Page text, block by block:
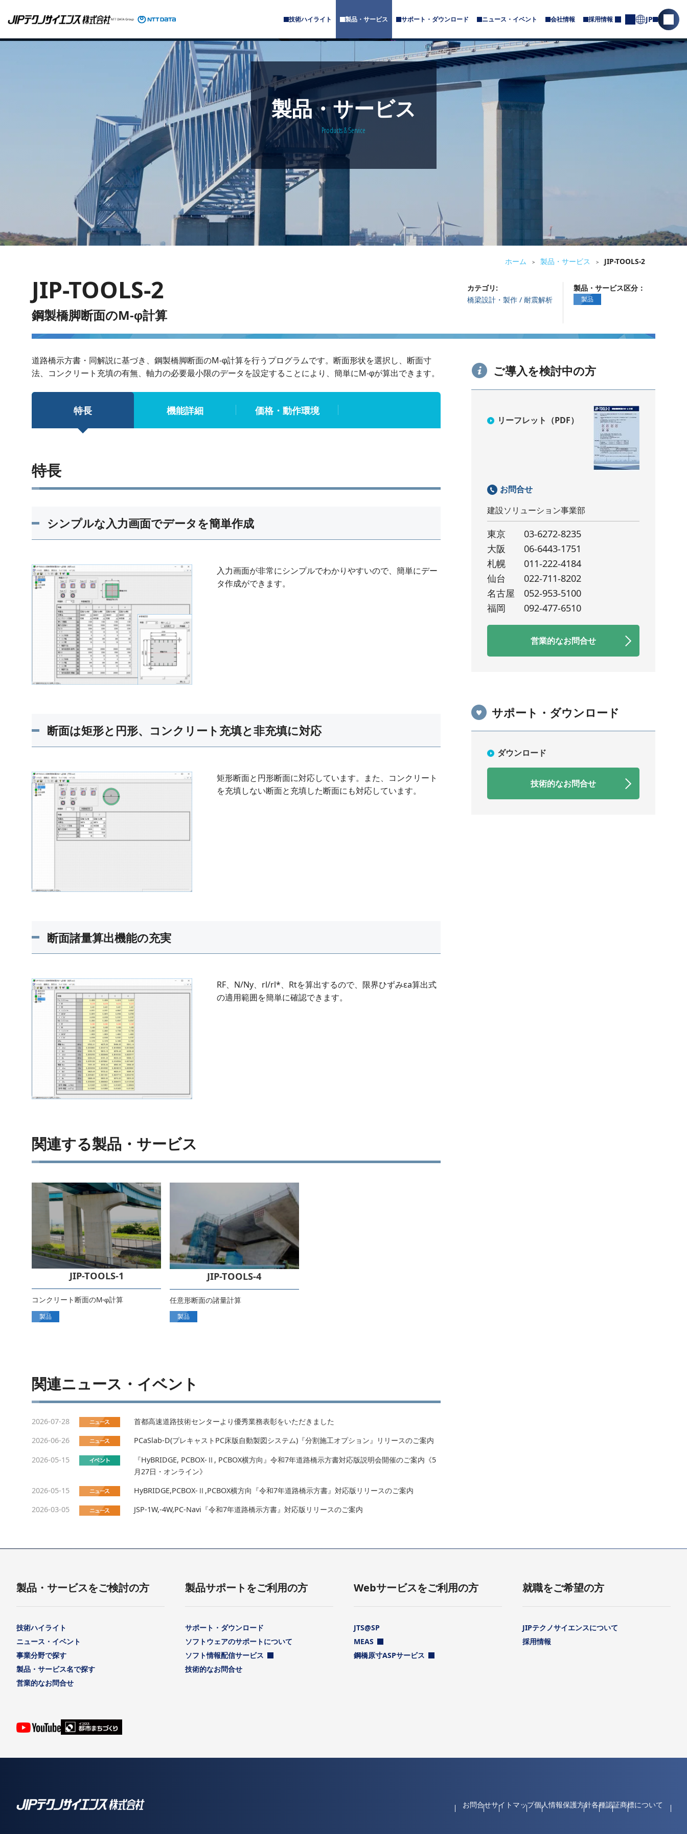
技術ハイライト 製品・サービス
サ
メ
ュ
ー
が
あ
り
ま
サポート・ダウンロード
サ
メ
ニ
ュ
ー
が
あ
り
ニュース・イベント 会社情報
サ
メ
ニ
ュ
ー
が
あ
り
ま
す
採用情報
サ
イ
ト
検
索
を
く
JP
お
問
合
製品・サービス
Products & Service
ホーム > 製品・サービス > JIP-TOOLS-2
JIP-TOOLS-2
鋼製橋脚断面のM-φ計算
カテゴリ:
橋梁設計・製作 / 耐震解析
製品・サービス区分：
製品
道路橋示方書・同解説に基づき、鋼製橋脚断面のM-φ計算を行うプログラムです。断面形状を選択し、断面寸
法、コンクリート充填の有無、軸力の必要最小限のデータを設定することにより、簡単にM-φが算出できます。
特長 機能詳細 価格・動作環境
特長
シンプルな入力画面でデータを簡単作成
入力画面が非常にシンプルでわかりやすいので、簡単にデー
タ作成ができます。
断面は矩形と円形、コンクリート充填と非充填に対応
矩形断面と円形断面に対応しています。また、コンクリート
を充填しない断面と充填した断面にも対応しています。
断面諸量算出機能の充実
RF、N/Ny、rl/rl*、Rtを算出するので、限界ひずみεa算出式
の適用範囲を簡単に確認できます。
関連する製品・サービス
JIP-TOOLS-1
コンクリート断面のM-φ計算
製品
JIP-TOOLS-4
任意形断面の諸量計算
製品
関連ニュース・イベント
2026-07-28
首都高速道路技術センターより優秀業務表彰をいただきました
2026-06-26
PCaSlab-D(プレキャストPC床版自動製図システム)『分割施工オプション』リリースのご案内
2026-05-15
『HyBRIDGE, PCBOX-Ⅱ, PCBOX横方向』令和7年道路橋示方書対応版説明会開催のご案内《5
月27日・オンライン》
2026-05-15
HyBRIDGE,PCBOX-Ⅱ,PCBOX横方向『令和7年道路橋示方書』対応版リリースのご案内
2026-03-05
JSP-1W,-4W,PC-Navi『令和7年道路橋示方書』対応版リリースのご案内
ご導入を検討中の方
リーフレット（PDF）
お問合せ
建設ソリューション事業部
東京
03-6272-8235
大阪
06-6443-1751
札幌
011-222-4184
仙台
022-711-8202
名古屋 052-953-5100
福岡
092-477-6510
営業的なお問合せ
サポート・ダウンロード
ダウンロード
技術的なお問合せ
製品・サービスをご検討の方
技術ハイライト
ニュース・イベント
事業分野で探す
製品・サービス名で探す
営業的なお問合せ
製品サポートをご利用の方
サポート・ダウンロード
ソフトウェアのサポートについて
ソフト情報配信サービス
技術的なお問合せ
Webサービスをご利用の方
JTS@SP
MEAS
鋼橋原寸ASPサービス
就職をご希望の方
JIPテクノサイエンスについて
採用情報
お問合せサイトマップ個人情報保護方針各種認証商標について